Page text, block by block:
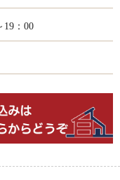
19：00